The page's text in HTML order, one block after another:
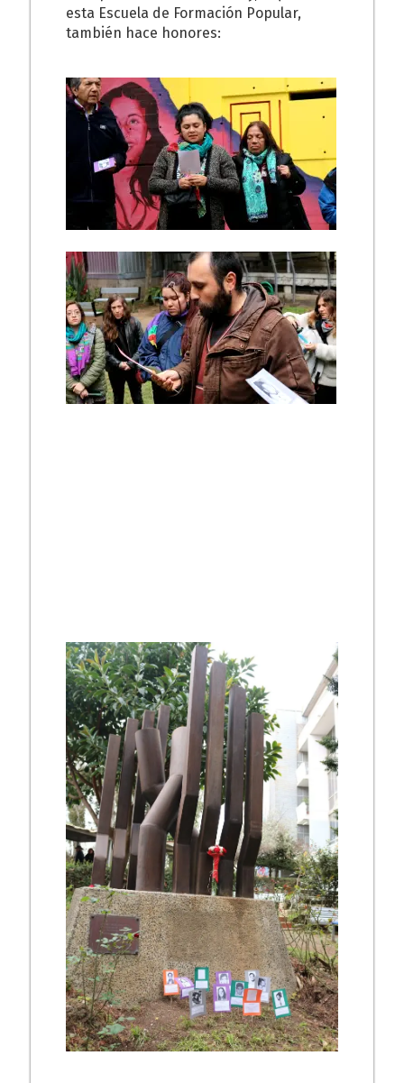
esta Escuela de Formación Popular,
también hace honores: